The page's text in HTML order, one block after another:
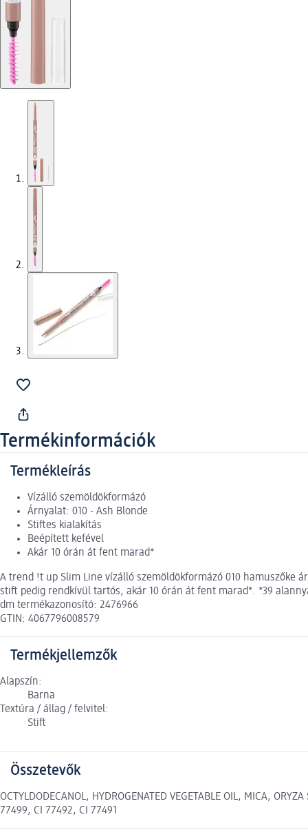
Termékinformációk
Termékleírás
Vízálló szemöldökformázó
Árnyalat: 010 - Ash Blonde
Stiftes kialakítás
Beépített kefével
Akár 10 órán át fent marad*
A trend !t up Slim Line vízálló szemöldökformázó 010 hamuszőke
stift pedig rendkívül tartós, akár 10 órán át fent marad*. *39
dm termékazonosító: 2476966
GTIN: 4067796008579
Termékjellemzők
Alapszín:
Barna
Textúra / állag / felvitel:
Stift
Összetevők
OCTYLDODECANOL, HYDROGENATED VEGETABLE OIL, MICA,
77499, CI 77492, CI 77491